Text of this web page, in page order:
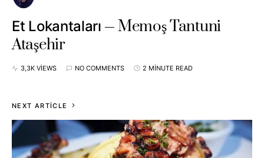
Et Lokantaları
Memoş Tantuni
Ataşehir
3,3K VIEWS NO COMMENTS 2 MINUTE READ
NEXT ARTICLE